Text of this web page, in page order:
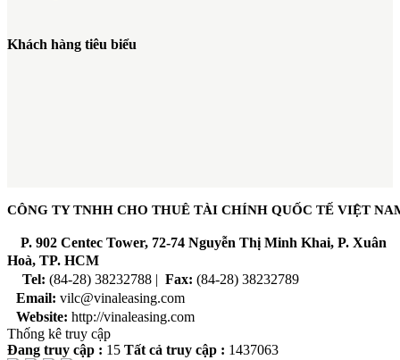
Khách hàng tiêu biểu
CÔNG TY TNHH CHO THUÊ TÀI CHÍNH QUỐC TẾ VIỆT
P. 902 Centec Tower, 72-74 Nguyễn Thị Minh Khai, P. Xuân
Hoà, TP. HCM
Tel: (84-28) 38232788 | Fax: (84-28) 38232789
Email: vilc@vinaleasing.com
Website: http://vinaleasing.com
Thống kê truy cập
Đang truy cập : 15 Tất cả truy cập : 1437063